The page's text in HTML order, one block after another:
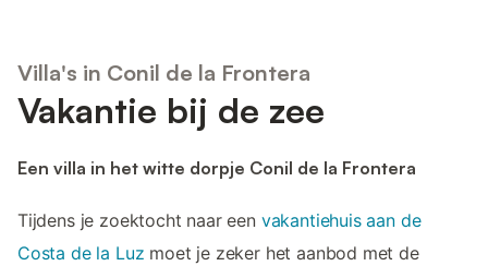
Villa's in Conil de la Frontera
Vakantie bij de zee
Een villa in het witte dorpje Conil de la Frontera
Tijdens je zoektocht naar een vakantiehuis aan de
Costa de la Luz moet je zeker het aanbod met de